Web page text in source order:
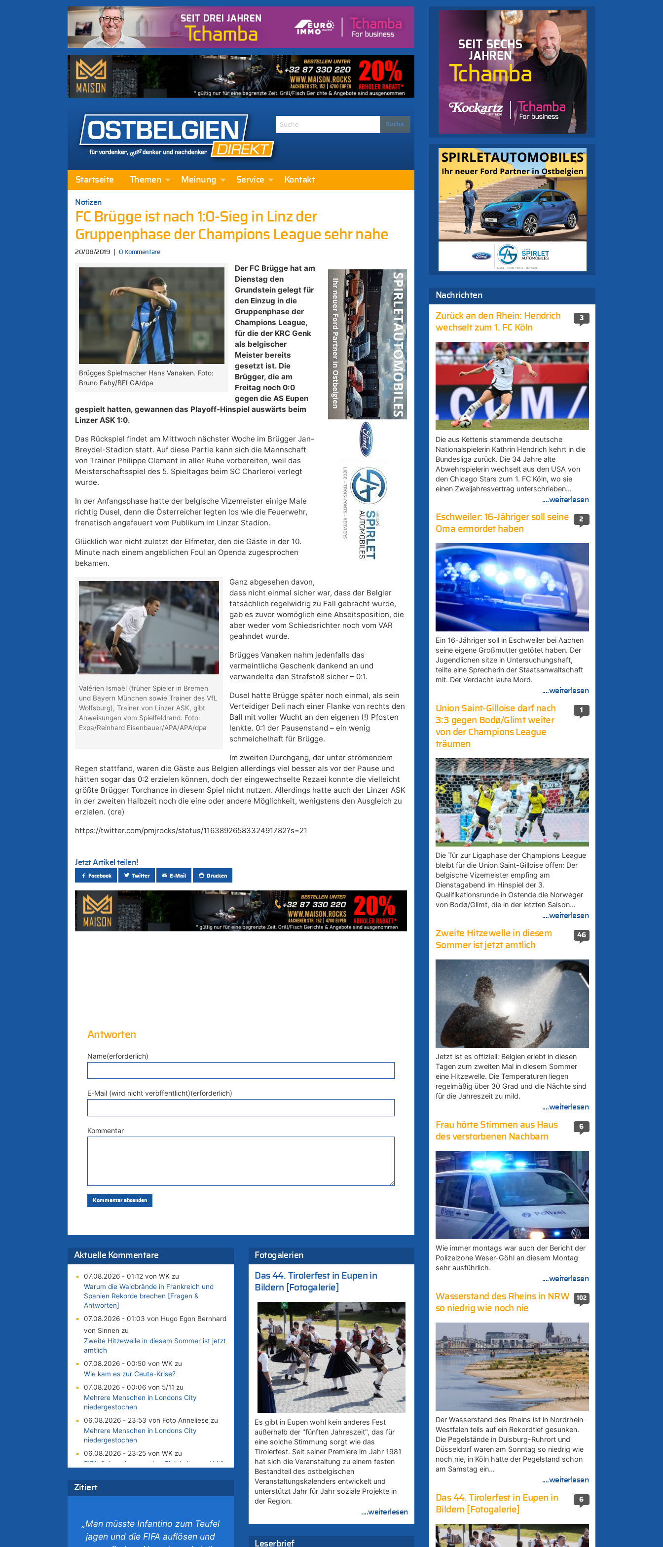
Startseite Themen Meinung Service Kontakt
Notizen
FC Brügge ist nach 1:0-Sieg in Linz der
Gruppenphase der Champions League sehr nahe
20/08/2019 0 Kommentare
Brügges Spielmacher Hans Vanaken. Foto:
Bruno Fahy/BELGA/dpa
Der FC Brügge hat am
Dienstag den
Grundstein gelegt für
den Einzug in die
Gruppenphase der
Champions League,
für die der KRC Genk
als belgischer
Meister bereits
gesetzt ist. Die
Brügger, die am
Freitag noch 0:0
gegen die AS Eupen
gespielt hatten, gewannen das Playoff-Hinspiel auswärts beim
Linzer ASK 1:0.
Das Rückspiel findet am Mittwoch nächster Woche im Brügger Jan-
Breydel-Stadion statt. Auf diese Partie kann sich die Mannschaft
von Trainer Philippe Clement in aller Ruhe vorbereiten, weil das
Meisterschaftsspiel des 5. Spieltages beim SC Charleroi verlegt
wurde.
In der Anfangsphase hatte der belgische Vizemeister einige Male
richtig Dusel, denn die Österreicher legten los wie die Feuerwehr,
frenetisch angefeuert vom Publikum im Linzer Stadion.
Glücklich war nicht zuletzt der Elfmeter, den die Gäste in der 10.
Minute nach einem angeblichen Foul an Openda zugesprochen
bekamen.
Valérien Ismaël (früher Spieler in Bremen
und Bayern München sowie Trainer des VfL
Wolfsburg), Trainer von Linzer ASK, gibt
Anweisungen vom Spielfeldrand. Foto:
Expa/Reinhard Eisenbauer/APA/APA/dpa
Ganz abgesehen davon,
dass nicht einmal sicher war, dass der Belgier
tatsächlich regelwidrig zu Fall gebracht wurde,
gab es zuvor womöglich eine Abseitsposition, die
aber weder vom Schiedsrichter noch vom VAR
geahndet wurde.
Brügges Vanaken nahm jedenfalls das
vermeintliche Geschenk dankend an und
verwandelte den Strafstoß sicher – 0:1.
Dusel hatte Brügge später noch einmal, als sein
Verteidiger Deli nach einer Flanke von rechts den
Ball mit voller Wucht an den eigenen (!) Pfosten
lenkte. 0:1 der Pausenstand – ein wenig
schmeichelhaft für Brügge.
Im zweiten Durchgang, der unter strömendem
Regen stattfand, waren die Gäste aus Belgien allerdings viel besser als vor der Pause und
hätten sogar das 0:2 erzielen können, doch der eingewechselte Rezaei konnte die vielleicht
größte Brügger Torchance in diesem Spiel nicht nutzen. Allerdings hatte auch der Linzer ASK
in der zweiten Halbzeit noch die eine oder andere Möglichkeit, wenigstens den Ausgleich zu
erzielen. (cre)
https://twitter.com/pmjrocks/status/1163892658332491782?s=21
Jetzt Artikel teilen!
Facebook Twitter E-Mail Drucken
Antworten
Name(erforderlich)
E-Mail (wird nicht veröffentlicht)(erforderlich)
Kommentar
Aktuelle Kommentare
07.08.2026 - 01:12 von WK zu
Warum die Waldbrände in Frankreich und
Spanien Rekorde brechen [Fragen &
Antworten]
07.08.2026 - 01:03 von Hugo Egon Bernhard
von Sinnen zu
Zweite Hitzewelle in diesem Sommer ist jetzt
amtlich
07.08.2026 - 00:50 von WK zu
Wie kam es zur Ceuta-Krise?
07.08.2026 - 00:06 von 5/11 zu
Mehrere Menschen in Londons City
niedergestochen
06.08.2026 - 23:53 von Foto Anneliese zu
Mehrere Menschen in Londons City
niedergestochen
06.08.2026 - 23:25 von WK zu
FIFA-Spitze demonstriert Einigkeit trotz Kritik
Infantino
06.08.2026 - 22:48 von DG zu
Infantino
06.08.2026 - 22:07 von DR ALBERN zu
Zitiert
„Man müsste Infantino zum Teufel
jagen und die FIFA auflösen und
Fotogalerien
Das 44. Tirolerfest in Eupen in
Bildern [Fotogalerie]
Es gibt in Eupen wohl kein anderes Fest
außerhalb der "fünften Jahreszeit", das für
eine solche Stimmung sorgt wie das
Tirolerfest. Seit seiner Premiere im Jahr 1981
hat sich die Veranstaltung zu einem festen
Bestandteil des ostbelgischen
Veranstaltungskalenders entwickelt und
unterstützt Jahr für Jahr soziale Projekte in
der Region.
....weiterlesen
Leserbrief
Nachrichten
3
Zurück an den Rhein: Hendrich
wechselt zum 1. FC Köln
Die aus Kettenis stammende deutsche
Nationalspielerin Kathrin Hendrich kehrt in die
Bundesliga zurück. Die 34 Jahre alte
Abwehrspielerin wechselt aus den USA von
den Chicago Stars zum 1. FC Köln, wo sie
einen Zweijahresvertrag unterschrieben…
....weiterlesen
2
Eschweiler: 16-Jähriger soll seine
Oma ermordet haben
Ein 16-Jähriger soll in Eschweiler bei Aachen
seine eigene Großmutter getötet haben. Der
Jugendlichen sitze in Untersuchungshaft,
teilte eine Sprecherin der Staatsanwaltschaft
mit. Der Verdacht laute Mord.
....weiterlesen
1
Union Saint-Gilloise darf nach
3:3 gegen Bodø/Glimt weiter
von der Champions League
träumen
Die Tür zur Ligaphase der Champions League
bleibt für die Union Saint-Gilloise offen: Der
belgische Vizemeister empfing am
Dienstagabend im Hinspiel der 3.
Qualifikationsrunde in Ostende die Norweger
von Bodø/Glimt, die in der letzten Saison…
....weiterlesen
46
Zweite Hitzewelle in diesem
Sommer ist jetzt amtlich
Jetzt ist es offiziell: Belgien erlebt in diesen
Tagen zum zweiten Mal in diesem Sommer
eine Hitzewelle. Die Temperaturen liegen
regelmäßig über 30 Grad und die Nächte sind
für die Jahreszeit zu mild.
....weiterlesen
6
Frau hörte Stimmen aus Haus
des verstorbenen Nachbarn
Wie immer montags war auch der Bericht der
Polizeizone Weser-Göhl an diesem Montag
sehr ausführlich.
....weiterlesen
102
Wasserstand des Rheins in NRW
so niedrig wie noch nie
Der Wasserstand des Rheins ist in Nordrhein-
Westfalen teils auf ein Rekordtief gesunken.
Die Pegelstände in Duisburg-Ruhrort und
Düsseldorf waren am Sonntag so niedrig wie
noch nie, in Köln hatte der Pegelstand schon
am Samstag ein…
....weiterlesen
6
Das 44. Tirolerfest in Eupen in
Bildern [Fotogalerie]